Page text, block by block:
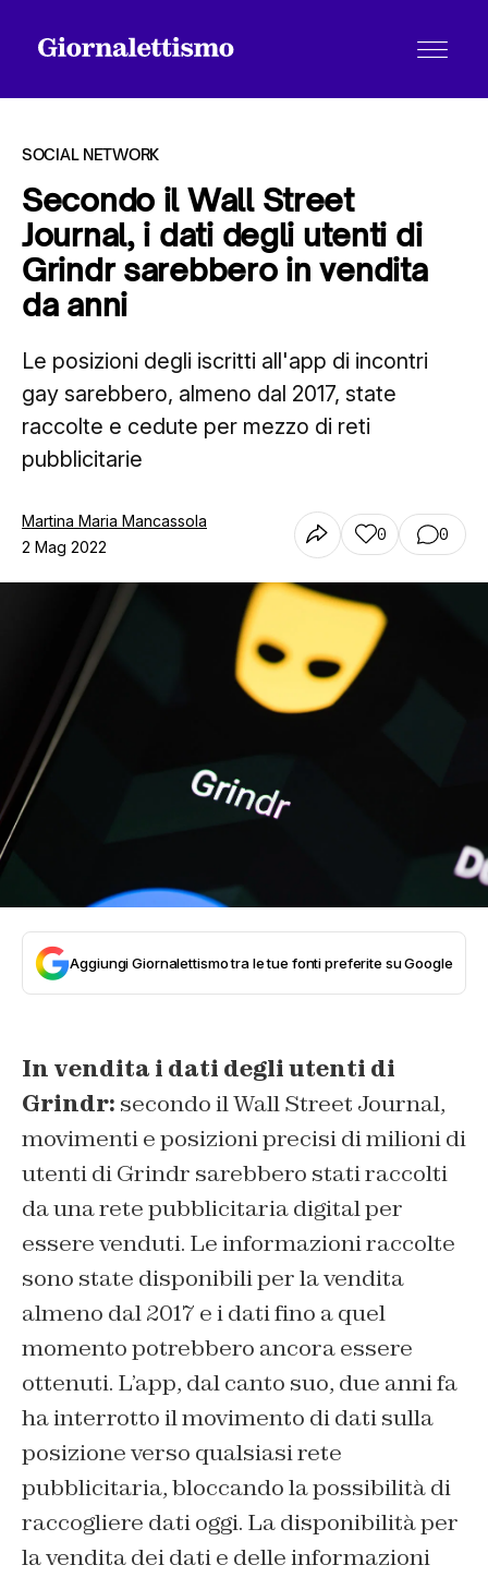
Tutti gli articoli
Contatti
SOCIAL NETWORK
Secondo il Wall Street
Journal, i dati degli utenti di
Grindr sarebbero in vendita
da anni
Le posizioni degli iscritti all'app di incontri
gay sarebbero, almeno dal 2017, state
raccolte e cedute per mezzo di reti
pubblicitarie
Martina Maria Mancassola
2 Mag 2022
0 0
Aggiungi Giornalettismo tra le tue fonti preferite su Google
In vendita i dati degli utenti di
Grindr: secondo ilWall Street Journal,
movimenti e posizioni precisi di milioni di
utenti di Grindr sarebbero stati raccolti
da una rete pubblicitaria digital per
essere venduti. Le informazioni raccolte
sono state disponibili per la vendita
almeno dal 2017 e i dati fino a quel
momento potrebbero ancora essere
ottenuti. L’app, dal canto suo, due anni fa
ha interrotto il movimento di dati sulla
posizione verso qualsiasi rete
pubblicitaria, bloccando la possibilità di
raccogliere dati oggi. La disponibilità per
la vendita dei dati e delle informazioni